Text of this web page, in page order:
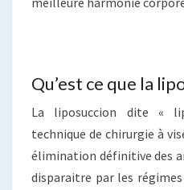
Qu’est ce que la
La liposuccion dite «
technique de chirurgie à
élimination définitive des
disparaitre par les